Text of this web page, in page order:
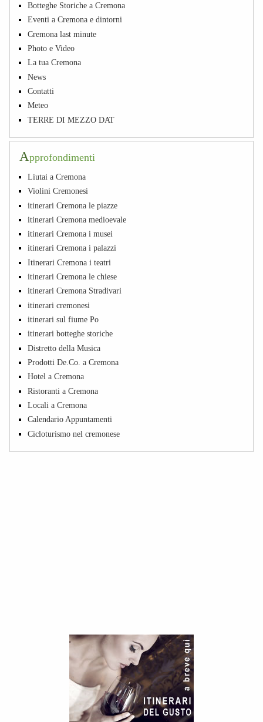
Botteghe Storiche a Cremona
Eventi a Cremona e dintorni
Cremona last minute
Photo e Video
La tua Cremona
News
Contatti
Meteo
TERRE DI MEZZO DAT
Approfondimenti
Liutai a Cremona
Violini Cremonesi
itinerari Cremona le piazze
itinerari Cremona medioevale
itinerari Cremona i musei
itinerari Cremona i palazzi
Itinerari Cremona i teatri
itinerari Cremona le chiese
itinerari Cremona Stradivari
itinerari cremonesi
itinerari sul fiume Po
itinerari botteghe storiche
Distretto della Musica
Prodotti De.Co. a Cremona
Hotel a Cremona
Ristoranti a Cremona
Locali a Cremona
Calendario Appuntamenti
Cicloturismo nel cremonese